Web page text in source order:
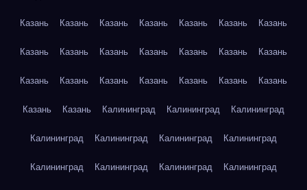
Казань Казань Казань Казань Казань Казань Казань
Казань Казань Казань Казань Казань Казань Казань
Казань Казань Казань Казань Казань Казань Казань
Казань Казань Калининград Калининград Калининград
Калининград Калининград Калининград Калининград
Калининград Калининград Калининград Калининград